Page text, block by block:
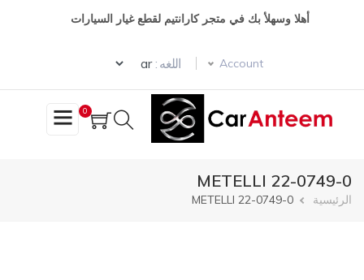
أهلا وسهلأ بك في متجر كارانتيم لقطع غيار السيارات
Account اللغه :
Select your language
0
METELLI 22-0749-0
مسار
الرئيسية METELLI 22-0749-0